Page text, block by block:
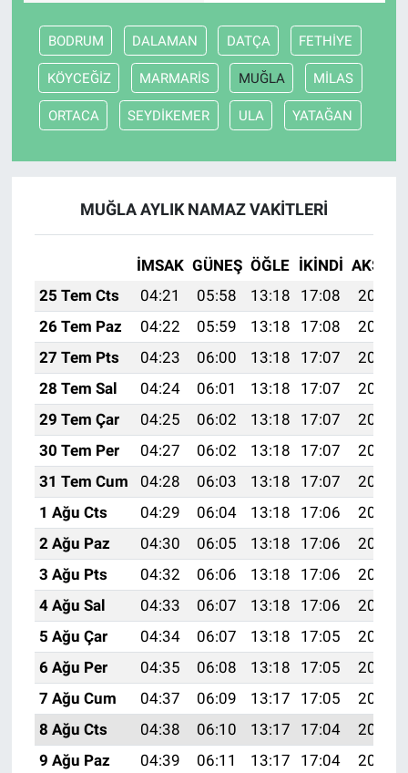
BODRUM DALAMAN DATÇA FETHİYE
KÖYCEĞİZ MARMARİS MUĞLA MİLAS
ORTACA SEYDİKEMER ULA YATAĞAN
MUĞLA AYLIK NAMAZ VAKITLERI
İMSAK GÜNEŞ ÖĞLE İKINDI AKŞAM
25 Tem Cts
04:21 05:58 13:18 17:08
20:28
26 Tem Paz
04:22 05:59 13:18 17:08
20:27
27 Tem Pts
04:23 06:00 13:18 17:07
20:26
28 Tem Sal
04:24 06:01 13:18 17:07
20:25
29 Tem Çar
04:25 06:02 13:18 17:07
20:25
30 Tem Per
04:27 06:02 13:18 17:07
20:24
31 Tem Cum
04:28 06:03 13:18 17:07
20:23
1 Ağu Cts
04:29 06:04 13:18 17:06
20:22
2 Ağu Paz
04:30 06:05 13:18 17:06
20:21
3 Ağu Pts
04:32 06:06 13:18 17:06
20:20
4 Ağu Sal
04:33 06:07 13:18 17:06
20:19
5 Ağu Çar
04:34 06:07 13:18 17:05
20:18
6 Ağu Per
04:35 06:08 13:18 17:05
20:17
7 Ağu Cum
04:37 06:09 13:17 17:05
20:16
8 Ağu Cts
04:38 06:10 13:17 17:04
20:15
9 Ağu Paz
04:39 06:11 13:17 17:04
20:14